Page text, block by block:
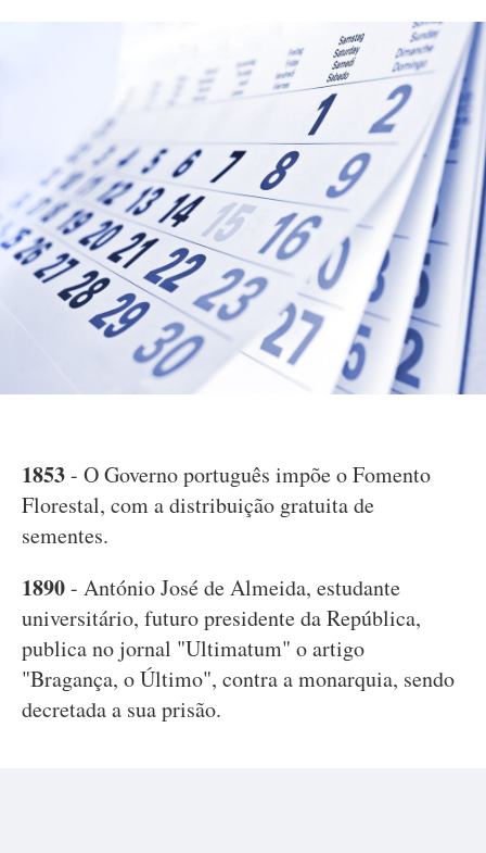
1853- O Governo português impõe o Fomento
Florestal, com a distribuição gratuita de
sementes.
1890- António José de Almeida, estudante
universitário, futuro presidente da República,
publica no jornal "Ultimatum" o artigo
"Bragança, o Último", contra a monarquia, sendo
decretada a sua prisão.